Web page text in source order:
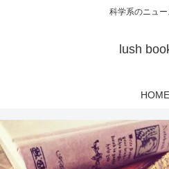
科学系のニュ
lush
HOME